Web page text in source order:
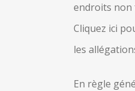
endroits non
Cliquez ici
les
En règle